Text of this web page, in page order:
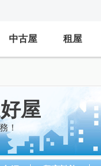
中古屋 租屋
屋
！